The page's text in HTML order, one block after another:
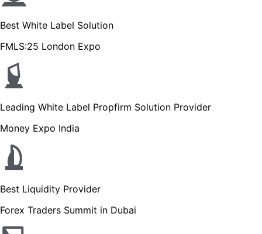
Best White Label Solution
FMLS:25 London Expo
Leading White Label Propfirm Solution Provider
Money Expo India
Best Liquidity Provider
Forex Traders Summit in Dubai